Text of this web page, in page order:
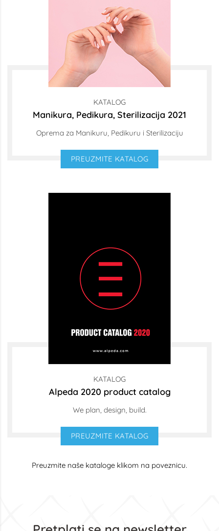
KATALOG
Manikura, Pedikura, Sterilizacija 2021
Oprema za Manikuru, Pedikuru i Sterilizaciju
PREUZMITE KATALOG
KATALOG
Alpeda 2020 product catalog
We plan, design, build.
PREUZMITE KATALOG
Preuzmite naše kataloge klikom na poveznicu.